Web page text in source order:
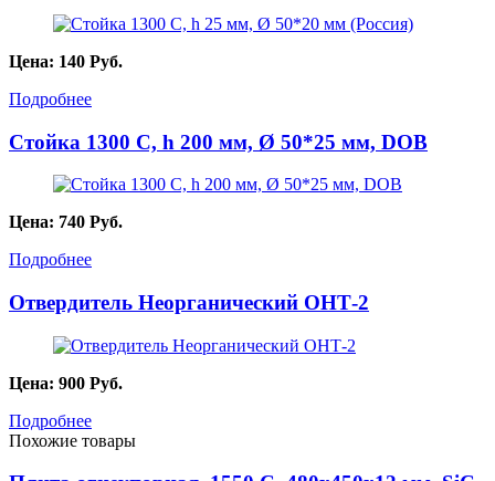
Цена: 140 Руб.
Подробнее
Стойка 1300 С, h 200 мм, Ø 50*25 мм, DOB
Цена: 740 Руб.
Подробнее
Отвердитель Неорганический ОНТ-2
Цена: 900 Руб.
Подробнее
Похожие товары